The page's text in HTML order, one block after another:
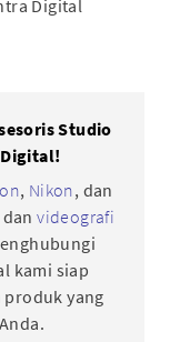
Digital
Studio
, Nikon, dan
danvideografi
kami siap
produk yang